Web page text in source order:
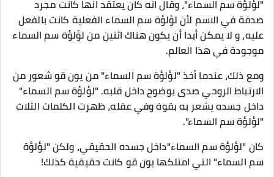
"لؤلؤة سم السماء"، وقال انه كان يعتقد انها كانت مجرد
صدفة في الاسم لأن لؤلؤة سم السماء الفعلية كانت بالفعل
عليه، و لا يمكن أبدا أن يكون هناك اثنين من لؤلؤة سم السماء
موجودة في هذا العالم.
ومع ذلك، عندما أخذ "لؤلؤة سم السماء" من يون قو شعور من
الارتباط الروحي صدى بوضوح داخل قلبه. "لؤلؤة سم السماء"
داخل جسده يشعر به بقوة وفي عقله، ظهرت الكلمات الثلاث
"لؤلؤة سم السماء".
كان "لؤلؤة سم السماء"داخل جسده الحقيقي، ولكن "لؤلؤة
سم السماء" التي امتلكها يون قو كانت حقيقية كذلك!